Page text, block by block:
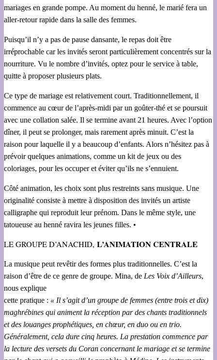
mariages en grande pompe. Au moment du henné, le marié fera un
aller-retour rapide dans la salle des femmes.
Puisqu’il n’y a pas de pause dansante, le repas doit être
irréprochable car les invités seront particulièrement concentrés sur la
nourriture. Vu le nombre d’invités, optez pour le service à table,
quitte à proposer plusieurs plats.
Ce type de mariage est relativement court. Traditionnellement, il
commence au cœur de l’après-midi par un goûter-thé et se poursuit
avec une collation salée. Il se termine avant 21 heures. Avec l’option
dîner, il peut se prolonger, mais rarement après minuit. C’est la
raison pour laquelle il y a beaucoup d’enfants. Alors n’hésitez pas à
prévoir quelques animations, comme un kit de jeux ou des
coloriages, pour les occuper et éviter qu’ils ne s’ennuient.
Côté animation, les choix sont plus restreints sans musique. Une
originalité consiste à mettre à disposition des invités un artiste
calligraphe qui reproduit leur prénom. Dans le même style, une
tatoueuse au henné ravira les jeunes filles. •
LE GROUPE D’ANACHID, L’ANIMATION CENTRALE
La musique peut revêtir des formes plus traditionnelles. C’est la
raison d’être de ce genre de groupe. Mina, de Les Voix d’Ailleurs,
nous explique
cette pratique : « Il s’agit d’un groupe de femmes (entre trois et dix)
maghrébines qui animent la réception par des chants traditionnels
et des louanges prophétiques, en chœur, en duo ou en trio.
Généralement, cela dure cinq heures. La prestation commence par
la lecture des versets du Coran concernant le mariage et se termine